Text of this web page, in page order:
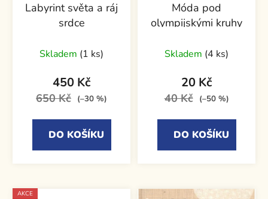
Labyrint světa a ráj
srdce
Skladem (1 ks)
450 Kč
650 Kč (–30 %)
DO KOŠÍKU
Móda pod
olympijskými kruhy
Skladem (4 ks)
20 Kč
40 Kč (–50 %)
DO KOŠÍKU
AKCE